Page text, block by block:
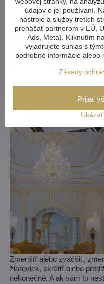
Zmenšiť alebo zväčšiť,
žiaroviek, skrátiť alebo
nekonečné. A ak vám to
údajov o jej používaní.
nástroje a služby tretích
prenášať partnerom v EÚ,
Ads, Meta). Kliknutím
vyjadrujete súhlas s
podrobné informácie alebo
Zásady
Prijať